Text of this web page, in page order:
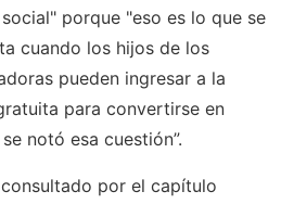
porque "eso es lo que se
cuando los hijos de los
pueden ingresar a la
para convertirse en
notó esa cuestión”.
por el capítulo